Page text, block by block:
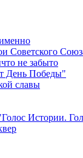
Советского
не забыто
День Победы"
славы
Истории.